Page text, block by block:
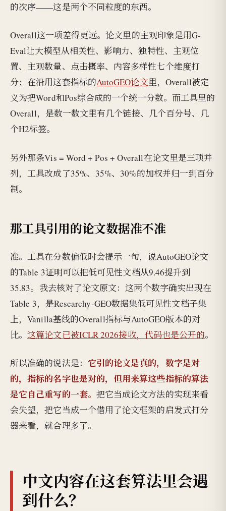
的次序——这是两个不同粒度的东西。
Overall这一项差得更远。论文里的主观印象是用G-
Eval让大模型从相关性、影响力、独特性、主观位
置、主观数量、点击概率、内容多样性七个维度打
分；在沿用这套指标的AutoGEO论文里，Overall被定
义为把Word和Pos综合成的一个统一分数。而工具里的
Overall，是数一数文里有几个链接、几个百分号、几
个H2标签。
另外那条Vis = Word + Pos + Overall在论文里是三项并
列，工具改成了35%、35%、30%的加权并归一到百分
制。
那工具引用的论文数据准不准
准。工具在分数偏低时会提示一句，说AutoGEO论文
的Table 3证明可以把低可见性文档从9.46提升到
35.83。我去核对了论文原文：这两个数字确实出现在
Table 3，是Researchy-GEO数据集低可见性文档子集
上，Vanilla基线的Overall指标与AutoGEO版本的对
比。这篇论文已被ICLR 2026接收，代码也是公开的。
所以准确的说法是： 它引的论文是真的，数字是对
的，指标的名字也是对的，但用来算这些指标的算法
是它自己重写的一套。 把它当成论文方法的实现来看
会失望，把它当成一个借用了论文框架的启发式打分
器来看，就合理多了。
中文内容在这套算法里会遇
到什么？